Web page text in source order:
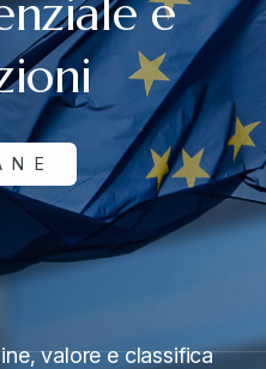
e
valore e classifica